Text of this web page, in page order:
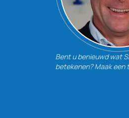
Bent u benieuwd wat
betekenen? Maak